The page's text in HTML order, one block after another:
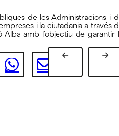
de les Administracions i
i la ciutadania a través
Alba amb l’objectiu de garantir